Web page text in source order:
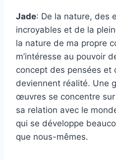
Jade: De la nature, des
incroyables et de la
la nature de ma propre
m’intéresse au pouvoir
concept des pensées et
deviennent réalité. Une
œuvres se concentre
sa relation avec le
qui se développe
que nous-mêmes.